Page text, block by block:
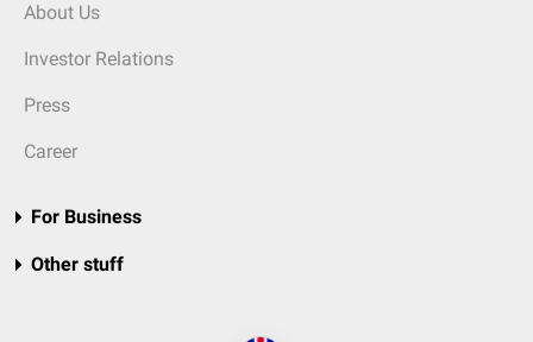
About Us
Investor Relations
Press
Career
For Business
Other stuff